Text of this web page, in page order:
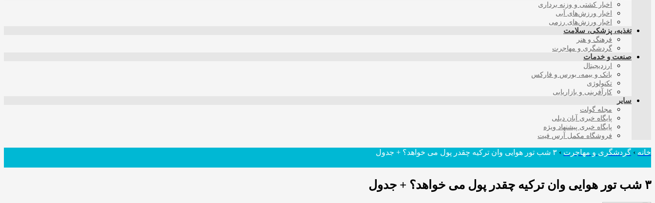
اخبار کشتی و وزنه برداری
اخبار ورزش‌های آبی
اخبار ورزش‌های رزمی
تغذیه، پزشکی، سلامت
فرهنگ و هنر
گردشگری و مهاجرت
صنعت و خدمات
ارزدیجیتال
بانک و بیمه، بورس و فارکس
تکنولوژی
کارآفرینی و بازاریابی
سایر
مجله گولت
پایگاه خبری آبان دیلی
پایگاه خبری پیشنهاد ویژه
فروشگاه مکمل آرس فیت
خانه › گردشگری و مهاجرت › ۳ شب تور هوایی وان ترکیه چقدر پول می خواهد؟ + جدول
۳ شب تور هوایی وان ترکیه چقدر پول می خواهد؟ + جدول